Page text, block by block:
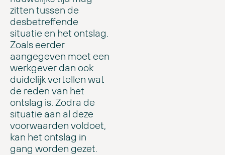
zitten tussen de
desbetreffende
situatie en het ontslag.
Zoals eerder
aangegeven moet een
werkgever dan ook
duidelijk vertellen wat
de reden van het
ontslag is. Zodra de
situatie aan al deze
voorwaarden voldoet,
kan het ontslag in
gang worden gezet.